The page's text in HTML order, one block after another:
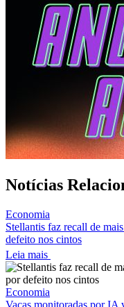
Notícias
Economia
Stellantis faz recall de
defeito nos cintos
Leia mais
Economia
Vacas monitoradas por IA